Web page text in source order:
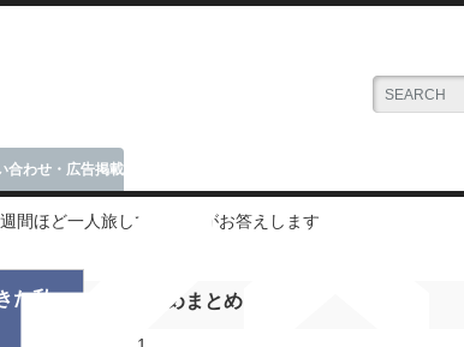
合わせ・広告掲載
間ほど一人旅してきた私がお答えします。
た私
おすすめまとめ